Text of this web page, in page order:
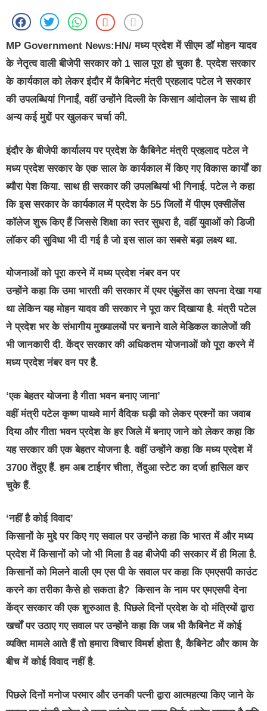
MP Government News:HN/ मध्य प्रदेश में सीएम डॉ मोहन यादव
के नेतृत्व वाली बीजेपी सरकार को 1 साल पूरा हो चुका है. प्रदेश सरकार
के कार्यकाल को लेकर इंदौर में कैबिनेट मंत्री प्रहलाद पटेल ने सरकार
की उपलब्धियां गिनाईं, वहीं उन्होंने दिल्ली के किसान आंदोलन के साथ ही
अन्य कई मुद्दों पर खुलकर चर्चा की.
इंदौर के बीजेपी कार्यालय पर प्रदेश के कैबिनेट मंत्री प्रहलाद पटेल ने
मध्य प्रदेश सरकार के एक साल के कार्यकाल में किए गए विकास कार्यों का
ब्यौरा पेश किया. साथ ही सरकार की उपलब्धियां भी गिनाई. पटेल ने कहा
कि इस सरकार के कार्यकाल में प्रदेश के 55 जिलों में पीएम एक्सीलेंस
कॉलेज शुरू किए हैं जिससे शिक्षा का स्तर सुधरा है, वहीं युवाओं को डिजी
लॉकर की सुविधा भी दी गई है जो इस साल का सबसे बड़ा लक्ष्य था.
योजनाओं को पूरा करने में मध्य प्रदेश नंबर वन पर
उन्होंने कहा कि उमा भारती की सरकार में एयर एंबुलेंस का सपना देखा गया
था लेकिन यह मोहन यादव की सरकार ने पूरा कर दिखाया है. मंत्री पटेल
ने प्रदेश भर के संभागीय मुख्यालयों पर बनाने वाले मेडिकल कालेजों की
भी जानकारी दी. केंद्र सरकार की अधिकतम योजनाओं को पूरा करने में
मध्य प्रदेश नंबर वन पर है.
‘एक बेहतर योजना है गीता भवन बनाए जाना’
वहीं मंत्री पटेल कृष्ण पाथवे मार्ग वैदिक घड़ी को लेकर प्रश्नों का जवाब
दिया और गीता भवन प्रदेश के हर जिले में बनाए जाने को लेकर कहा कि
यह सरकार की एक बेहतर योजना है. वहीं उन्होंने कहा कि मध्य प्रदेश में
3700 तेंदुए हैं. हम अब टाईगर चीता, तेंदुआ स्टेट का दर्जा हासिल कर
चुके हैं.
‘नहीं है कोई विवाद’
किसानों के मुद्दे पर किए गए सवाल पर उन्होंने कहा कि भारत में और मध्य
प्रदेश में किसानों को जो भी मिला है वह बीजेपी की सरकार में ही मिला है.
किसानों को मिलने वाली एम एस पी के सवाल पर कहा कि एमएसपी काउंट
करने का तरीका कैसे हो सकता है? किसान के नाम पर एमएसपी देना
केंद्र सरकार की एक शुरुआत है. पिछले दिनों प्रदेश के दो मंत्रियों द्वारा
खर्चों पर उठाए गए सवाल पर उन्होंने कहा कि जब भी कैबिनेट में कोई
व्यक्ति मामले आते हैं तो हमारा विचार विमर्श होता है, कैबिनेट और काम के
बीच में कोई विवाद नहीं है.
पिछले दिनों मनोज परमार और उनकी पत्नी द्वारा आत्महत्या किए जाने के